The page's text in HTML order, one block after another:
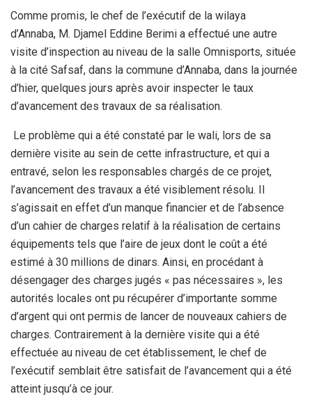
Comme promis, le chef de l’exécutif de la wilaya
d’Annaba, M. Djamel Eddine Berimi a effectué une autre
visite d’inspection au niveau de la salle Omnisports, située
à la cité Safsaf, dans la commune d’Annaba, dans la journée
d’hier, quelques jours après avoir inspecter le taux
d’avancement des travaux de sa réalisation.
Le problème qui a été constaté par le wali, lors de sa
dernière visite au sein de cette infrastructure, et qui a
entravé, selon les responsables chargés de ce projet,
l’avancement des travaux a été visiblement résolu. Il
s’agissait en effet d’un manque financier et de l’absence
d’un cahier de charges relatif à la réalisation de certains
équipements tels que l’aire de jeux dont le coût a été
estimé à 30 millions de dinars. Ainsi, en procédant à
désengager des charges jugés « pas nécessaires », les
autorités locales ont pu récupérer d’importante somme
d’argent qui ont permis de lancer de nouveaux cahiers de
charges. Contrairement à la dernière visite qui a été
effectuée au niveau de cet établissement, le chef de
l’exécutif semblait être satisfait de l’avancement qui a été
atteint jusqu’à ce jour.